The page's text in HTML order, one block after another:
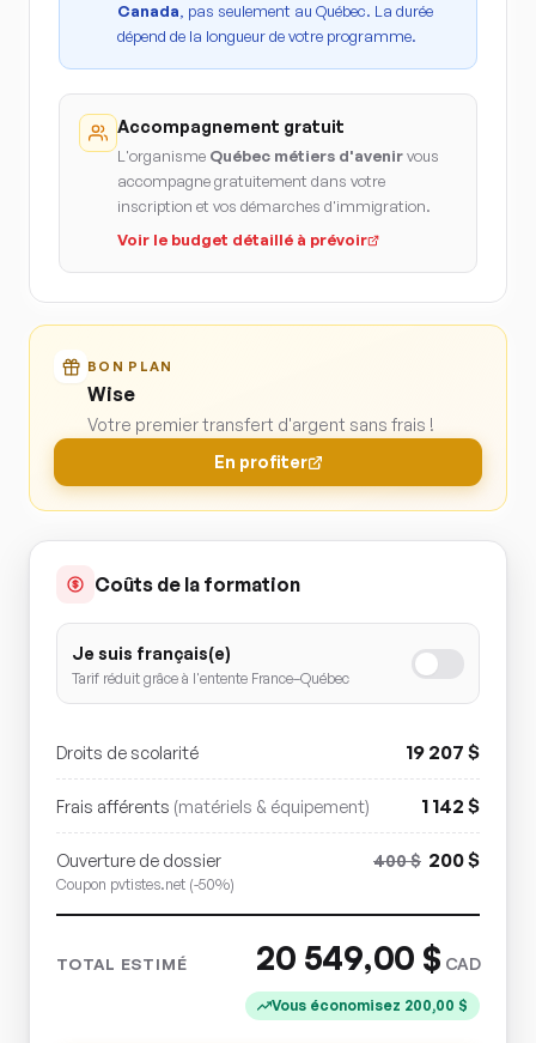
Canada , pas seulement au Québec. La durée
dépend de la longueur de votre programme.
Accompagnement gratuit
L'organisme Québec métiers d'avenirvous
accompagne gratuitement dans votre
inscription et vos démarches d'immigration.
Voir le budget détaillé à prévoir
BON PLAN
Wise
Votre premier transfert d'argent sans frais !
En profiter
Coûts de la formation
Je suis français(e)
Tarif réduit grâce à l'entente France–Québec
Droits de scolarité 19 207 $
Frais afférents (matériels & équipement) 1 142 $
Ouverture de dossier
Coupon pvtistes.net (-50%)
400$ 200$
TOTAL ESTIMÉ 20 549,00 $ CAD
Vous économisez 200,00 $